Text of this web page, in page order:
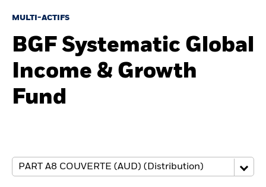
France
BlackRock
MULTI-ACTIFS
BGF Systematic Global
Income & Growth
Fund